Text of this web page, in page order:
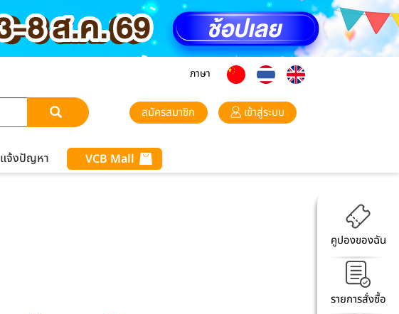
คูปองของฉัน
รายการสั่งซื้อ
ภาษา
สมัครสมาชิก เข้าสู่ระบบ
แจ้งปัญหา VCB Mall